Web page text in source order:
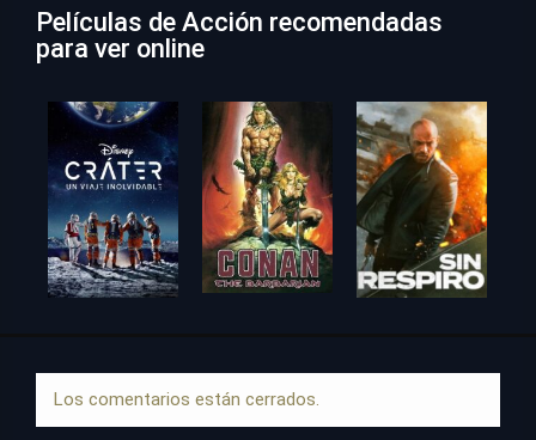
Películas de Acción recomendadas
para ver online
Los comentarios están cerrados.